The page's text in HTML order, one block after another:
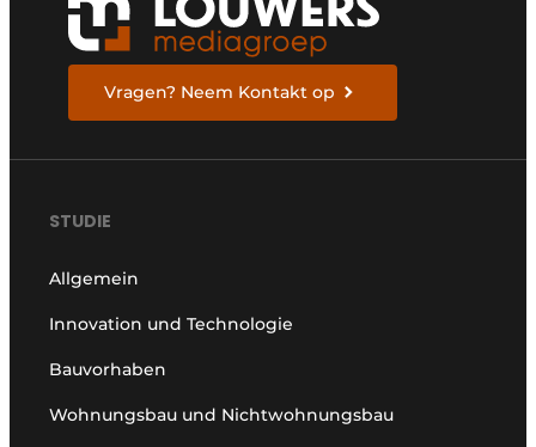
Vragen? Neem Kontakt op
STUDIE
Allgemein
Innovation und Technologie
Bauvorhaben
Wohnungsbau und Nichtwohnungsbau